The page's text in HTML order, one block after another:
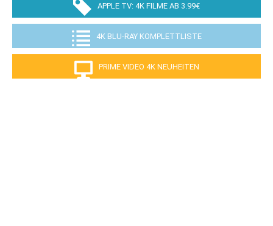
APPLE TV: 4K FILME AB 3.99€
4K BLU-RAY KOMPLETTLISTE
PRIME VIDEO 4K NEUHEITEN